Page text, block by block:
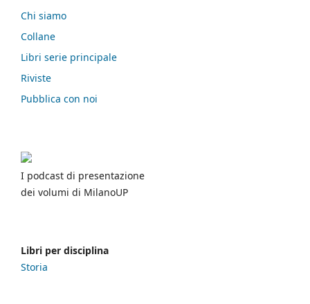
Chi siamo
Collane
Libri serie principale
Riviste
Pubblica con noi
I podcast di presentazione
dei volumi di MilanoUP
Libri per disciplina
Storia